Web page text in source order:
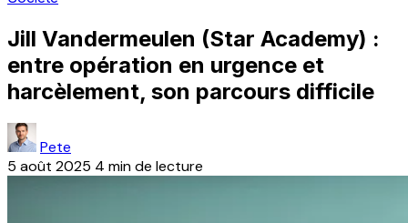
Jill Vandermeulen (Star Academy) :
entre opération en urgence et
harcèlement, son parcours difficile
Pete
5 août 2025 4 min de lecture